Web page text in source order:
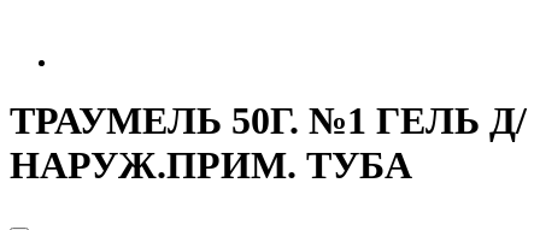
ТРАУМЕЛЬ 50Г. №1 ГЕЛЬ Д/
НАРУЖ.ПРИМ. ТУБА